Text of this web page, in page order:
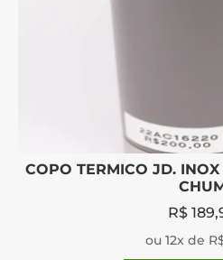
COPO TERMICO JD.
R$
ou 12x de